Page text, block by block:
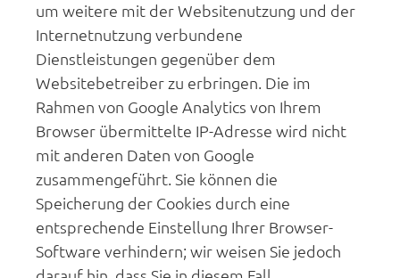
um weitere mit der Websitenutzung und der
Internetnutzung verbundene
Dienstleistungen gegenüber dem
Websitebetreiber zu erbringen. Die im
Rahmen von Google Analytics von Ihrem
Browser übermittelte IP-Adresse wird nicht
mit anderen Daten von Google
zusammengeführt. Sie können die
Speicherung der Cookies durch eine
entsprechende Einstellung Ihrer Browser-
Software verhindern; wir weisen Sie jedoch